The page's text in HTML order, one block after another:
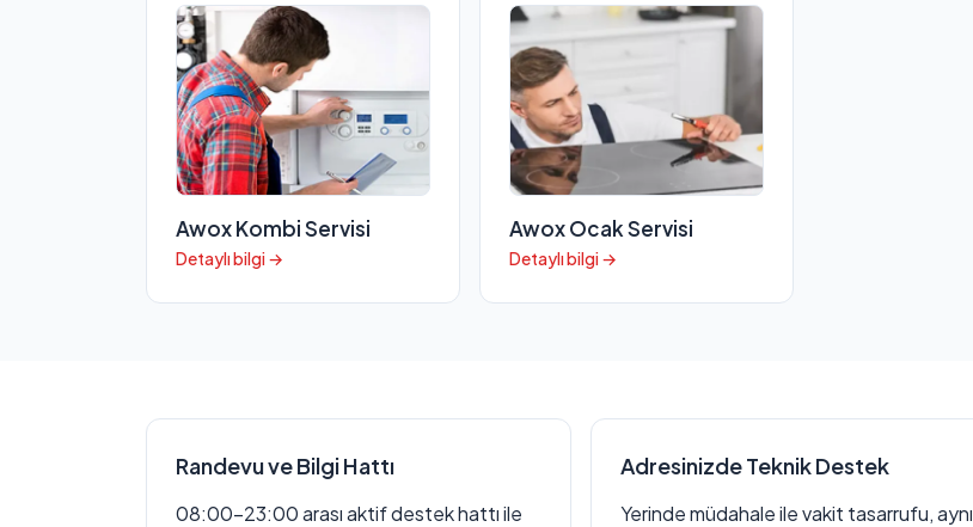
Awox Kombi Servisi
Detaylı bilgi →
Awox Ocak Servisi
Detaylı bilgi →
Randevu ve Bilgi Hattı
08:00–23:00 arası aktif destek hattı ile
Adresinizde Teknik Destek
Yerinde müdahale ile vakit tasarrufu, aynı